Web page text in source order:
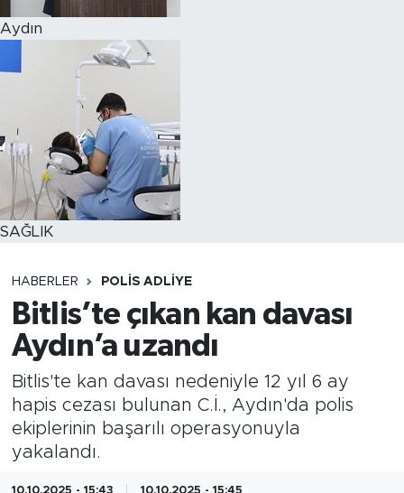
Aydın
SAĞLIK
HABERLER POLİS ADLİYE
Bitlis’te çıkan kan davası
Aydın’a uzandı
Bitlis'te kan davası nedeniyle 12 yıl 6 ay
hapis cezası bulunan C.İ., Aydın'da polis
ekiplerinin başarılı operasyonuyla
yakalandı.